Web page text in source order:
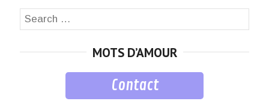
Search
MOTS D’AMOUR
Contact